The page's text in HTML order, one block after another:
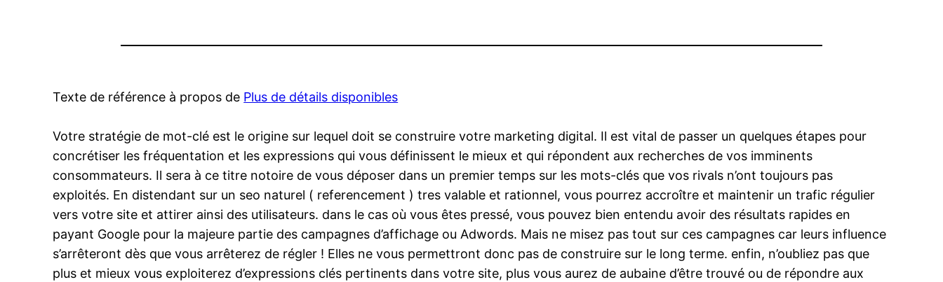
Texte de référence à propos de Plus de détails disponibles
Votre stratégie de mot-clé est le origine sur lequel doit se construire votre marketing digital. Il est vital de passer un quelques étapes pour
concrétiser les fréquentation et les expressions qui vous définissent le mieux et qui répondent aux recherches de vos imminents
consommateurs. Il sera à ce titre notoire de vous déposer dans un premier temps sur les mots-clés que vos rivals n’ont toujours pas
exploités. En distendant sur un seo naturel ( referencement ) tres valable et rationnel, vous pourrez accroître et maintenir un trafic régulier
vers votre site et attirer ainsi des utilisateurs. dans le cas où vous êtes pressé, vous pouvez bien entendu avoir des résultats rapides en
payant Google pour la majeure partie des campagnes d’affichage ou Adwords. Mais ne misez pas tout sur ces campagnes car leurs influence
s’arrêteront dès que vous arrêterez de régler ! Elles ne vous permettront donc pas de construire sur le long terme. enfin, n’oubliez pas que
plus et mieux vous exploiterez d’expressions clés pertinents dans votre site, plus vous aurez de aubaine d’être trouvé ou de répondre aux